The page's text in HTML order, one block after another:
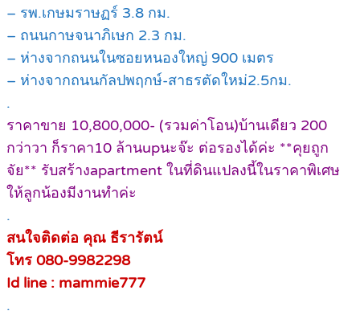
– รพ.เกษมราษฏร์ 3.8 กม.
– ถนนกาษจนาภิเษก 2.3 กม.
– ห่างจากถนนในซอยหนองใหญ่ 900 เมตร
– ห่างจากถนนกัลปพฤกษ์-สาธรตัดใหม่2.5กม.
.
ราคาขาย 10,800,000- (รวมค่าโอน)บ้านเดียว 200
กว่าวา ก็ราคา10 ล้านupนะจ๊ะ ต่อรองได้ค่ะ **คุยถูก
จัย** รับสร้างapartment ในที่ดินแปลงนี้ในราคาพิเศษ
ให้ลูกน้องมีงานทำค่ะ
.
สนใจติดต่อ คุณ ธีรารัตน์
โทร 080-9982298
Id line : mammie777
.